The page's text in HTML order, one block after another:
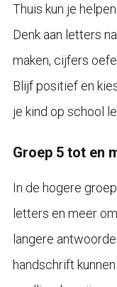
Thuis kun je
Denk aan letters
maken, cijfers
Blijf positief en
je kind op school
Groep 5 tot en
In de hogere
letters en meer
langere
handschrift